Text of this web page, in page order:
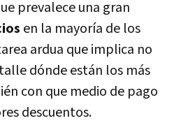
prevalece una gran
en la mayoría de los
ardua que implica no
dónde están los más
con que medio de pago
descuentos.